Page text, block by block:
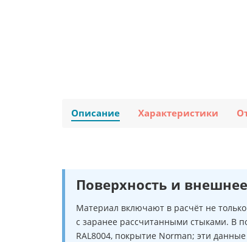
Описание Характеристики
Поверхность и
Материал включают в расчёт не
с заранее рассчитанными стыками. В
RAL8004, покрытие Norman; эти